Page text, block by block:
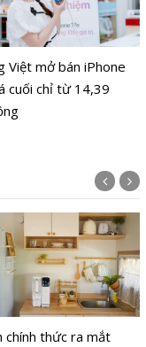
Việt mở bán iPhone
cuối chỉ từ 14,39
chính thức ra mắt